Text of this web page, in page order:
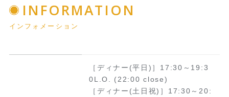
INFORMATION
インフォメーション
［ディナー(平日)］17:30～19:3
0L.O. (22:00 close)
［ディナー(土日祝)］17:30～20: